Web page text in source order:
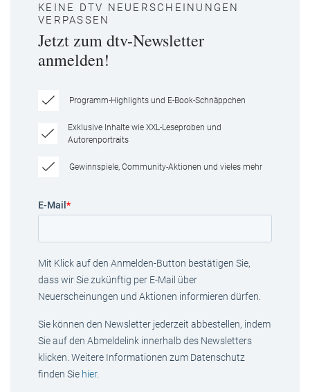
KEINE DTV NEUERSCHEINUNGEN
VERPASSEN
Jetzt zum dtv-Newsletter
anmelden!
Programm-Highlights und E-Book-Schnäppchen
Exklusive Inhalte wie XXL-Leseproben und
Autorenportraits
Gewinnspiele, Community-Aktionen und vieles mehr
E-Mail *
Mit Klick auf den Anmelden-Button bestätigen Sie,
dass wir Sie zukünftig per E-Mail über
Neuerscheinungen und Aktionen informieren dürfen.
Sie können den Newsletter jederzeit abbestellen, indem
Sie auf den Abmeldelink innerhalb des Newsletters
klicken. Weitere Informationen zum Datenschutz
finden Sie hier.